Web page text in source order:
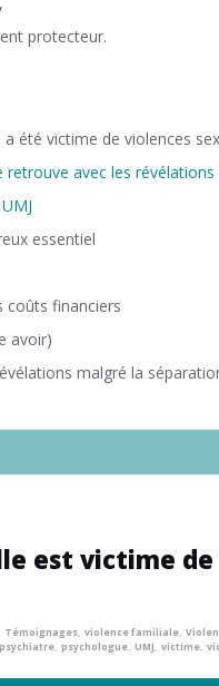
protecteur.
été victime de violences
avec les
UMJ
essentiel
coûts financiers
avoir)
malgré la
est victime
Témoignages, violence familiale,
psychiatre, psychologue, UMJ, victime,